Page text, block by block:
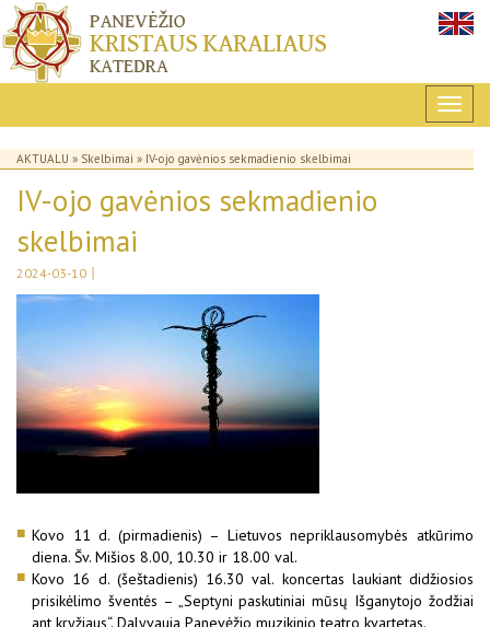
AKTUALU » Skelbimai » IV-ojo gavėnios sekmadienio skelbimai
IV-ojo gavėnios sekmadienio
skelbimai
2024-03-10 |
Kovo 11 d. (pirmadienis) – Lietuvos nepriklausomybės atkūrimo
diena. Šv. Mišios 8.00, 10.30 ir 18.00 val.
Kovo 16 d. (šeštadienis) 16.30 val. koncertas laukiant didžiosios
prisikėlimo šventės – „Septyni paskutiniai mūsų Išganytojo žodžiai
ant kryžiaus“. Dalyvauja Panevėžio muzikinio teatro kvartetas.